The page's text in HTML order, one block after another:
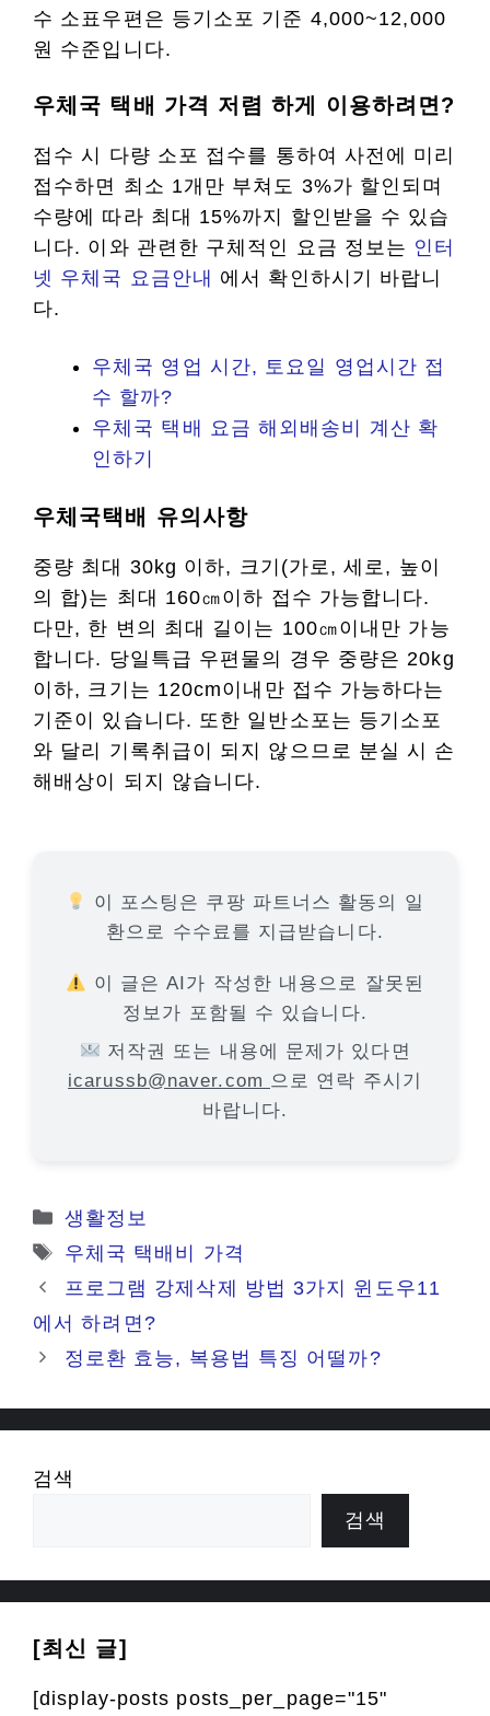
수 소표우편은 등기소포 기준 4,000~12,000
원 수준입니다.
우체국 택배 가격 저렴 하게 이용하려면?
접수 시 다량 소포 접수를 통하여 사전에 미리
접수하면 최소 1개만 부쳐도 3%가 할인되며
수량에 따라 최대 15%까지 할인받을 수 있습
니다. 이와 관련한 구체적인 요금 정보는 인터
넷 우체국 요금안내 에서 확인하시기 바랍니
다.
우체국 영업 시간, 토요일 영업시간 접
수 할까?
우체국 택배 요금 해외배송비 계산 확
인하기
우체국택배 유의사항
중량 최대 30kg 이하, 크기(가로, 세로, 높이
의 합)는 최대 160㎝이하 접수 가능합니다.
다만, 한 변의 최대 길이는 100㎝이내만 가능
합니다. 당일특급 우편물의 경우 중량은 20kg
이하, 크기는 120cm이내만 접수 가능하다는
기준이 있습니다. 또한 일반소포는 등기소포
와 달리 기록취급이 되지 않으므로 분실 시 손
해배상이 되지 않습니다.
이 포스팅은 쿠팡 파트너스 활동의 일
환으로 수수료를 지급받습니다.
이 글은 AI가 작성한 내용으로 잘못된
정보가 포함될 수 있습니다.
저작권 또는 내용에 문제가 있다면
icarussb@naver.com 으로 연락 주시기
바랍니다.
카
테
리
생활정보
태
그
우체국 택배비 가격
프로그램 강제삭제 방법 3가지 윈도우11
에서 하려면?
정로환 효능, 복용법 특징 어떨까?
검색
검색
[최신 글]
[display-posts posts_per_page="15"